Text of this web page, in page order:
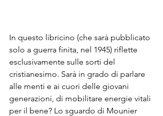
In questo libricino (che sarà pubblicato
solo a guerra finita, nel 1945) riflette
esclusivamente sulle sorti del
cristianesimo. Sarà in grado di parlare
alle menti e ai cuori delle giovani
generazioni, di mobilitare energie vitali
per il bene? Lo sguardo di Mounier